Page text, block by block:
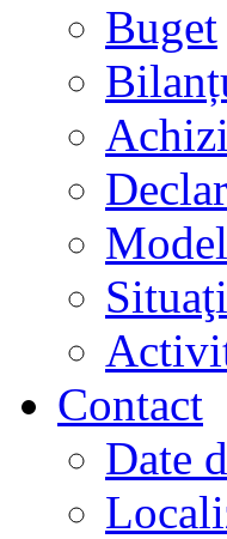
Buget
Contact
Date